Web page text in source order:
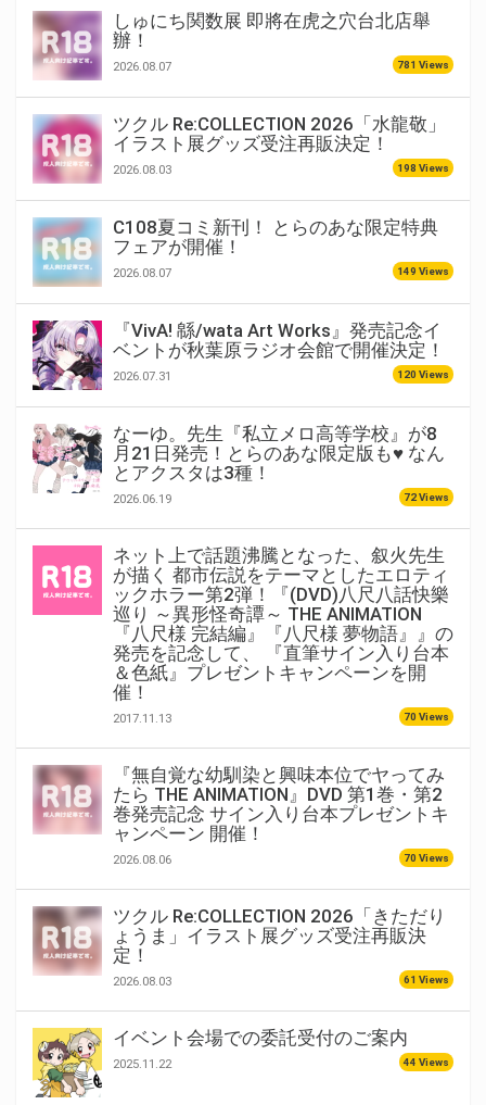
しゅにち関数展 即將在虎之穴台北店舉
辦！
2026.08.07 781 Views
ツクル Re:COLLECTION 2026「水龍敬」
イラスト展グッズ受注再販決定！
2026.08.03 198 Views
C108夏コミ新刊！ とらのあな限定特典
フェアが開催！
2026.08.07 149 Views
『VivA! 緜/wata Art Works』発売記念イ
ベントが秋葉原ラジオ会館で開催決定！
2026.07.31 120 Views
なーゆ。先生『私立メロ高等学校』が8
月21日発売！とらのあな限定版も♥ なん
とアクスタは3種！
2026.06.19 72 Views
ネット上で話題沸騰となった、叙火先生
が描く 都市伝説をテーマとしたエロティ
ックホラー第2弾！『(DVD)八尺八話快樂
巡り ～異形怪奇譚～ THE ANIMATION
『八尺様 完結編』『八尺様 夢物語』』の
発売を記念して、 『直筆サイン入り台本
＆色紙』プレゼントキャンペーンを開
催！
2017.11.13 70 Views
『無自覚な幼馴染と興味本位でヤってみ
たら THE ANIMATION』DVD 第1巻・第2
巻発売記念 サイン入り台本プレゼントキ
ャンペーン 開催！
2026.08.06 70 Views
ツクル Re:COLLECTION 2026「きただり
ょうま」イラスト展グッズ受注再販決
定！
2026.08.03 61 Views
イベント会場での委託受付のご案内
2025.11.22 44 Views